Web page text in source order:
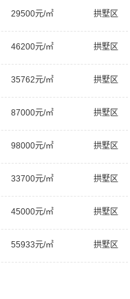
29500元/㎡ 拱墅区
46200元/㎡ 拱墅区
35762元/㎡ 拱墅区
87000元/㎡ 拱墅区
98000元/㎡ 拱墅区
33700元/㎡ 拱墅区
45000元/㎡ 拱墅区
55933元/㎡ 拱墅区